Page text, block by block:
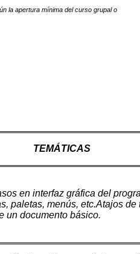
la apertura mínima del curso grupal o
TEMÁTICAS
en interfaz gráfica del
paletas, menús, etc.Atajos
un documento básico.